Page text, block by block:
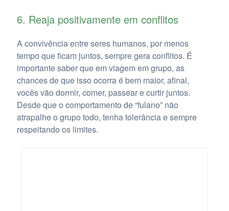
6. Reaja positivamente em conflitos
A convivência entre seres humanos, por menos
tempo que ficam juntos, sempre gera conflitos. É
importante saber que em viagem em grupo, as
chances de que isso ocorra é bem maior, afinal,
vocês vão dormir, comer, passear e curtir juntos.
Desde que o comportamento de “fulano” não
atrapalhe o grupo todo, tenha tolerância e sempre
respeitando os limites.